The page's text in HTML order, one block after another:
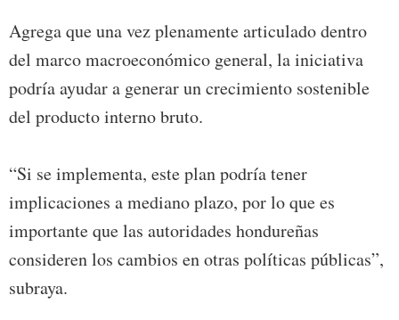
Agrega que una vez plenamente articulado dentro
del marco macroeconómico general, la iniciativa
podría ayudar a generar un crecimiento sostenible
del producto interno bruto.
“Si se implementa, este plan podría tener
implicaciones a mediano plazo, por lo que es
importante que las autoridades hondureñas
consideren los cambios en otras políticas públicas”,
subraya.